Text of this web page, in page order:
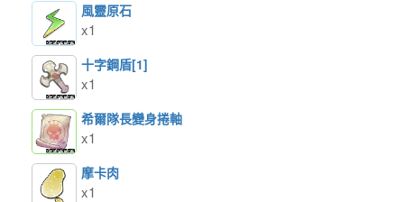
風靈原石
x1
十字鋼盾[1]
x1
希爾隊長變身捲軸
x1
摩卡肉
x1